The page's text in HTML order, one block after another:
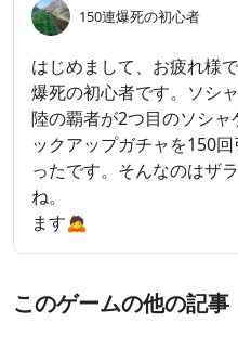
150連爆死の初心者
はじめまして、お
爆死の初心者です。ソシ
陸の覇者が2つ目のソシ
ックアップガチャを150
ったです。そんなのはザ
ね。 よろし
ます🙇
このゲームの他の記事